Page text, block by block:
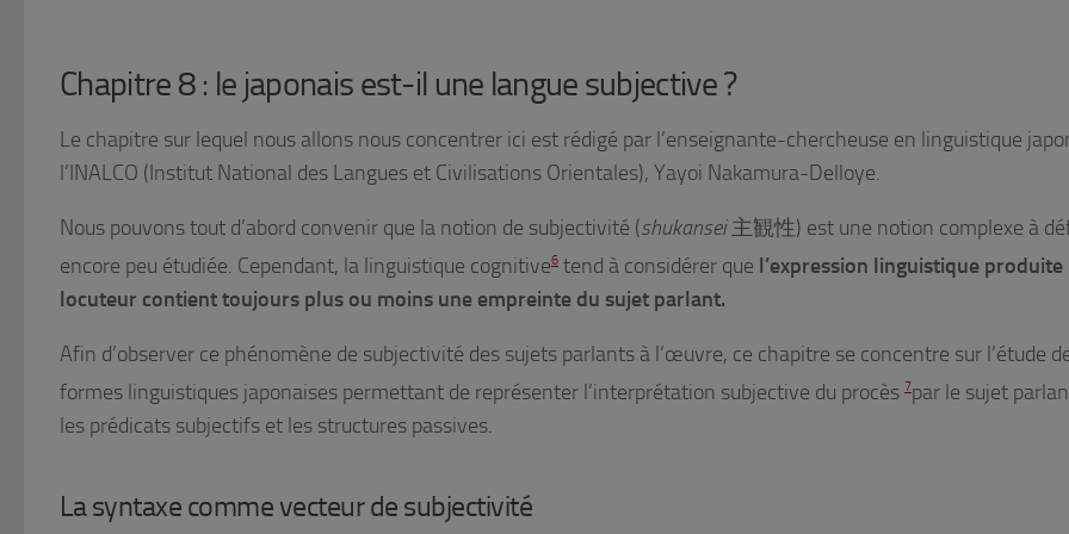
Chapitre 8 : le japonais est-il une langue subjective ?
Le chapitre sur lequel nous allons nous concentrer ici est rédigé par l’enseignante-chercheuse en linguistique
l’INALCO (Institut National des Langues et Civilisations Orientales), Yayoi Nakamura-Delloye.
Nous pouvons tout d’abord convenir que la notion de subjectivité (shukansei主観性) est une notion complexe à
encore peu étudiée. Cependant, la linguistique cognitive6 tend à considérer que l’expression linguistique
locuteur contient toujours plus ou moins une empreinte du sujet parlant.
Afin d’observer ce phénomène de subjectivité des sujets parlants à l’œuvre, ce chapitre se concentre sur l’étude
formes linguistiques japonaises permettant de représenter l’interprétation subjective du procès 7par le sujet
les prédicats subjectifs et les structures passives.
La syntaxe comme vecteur de subjectivité